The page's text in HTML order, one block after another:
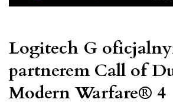
Logitech G
partnerem Call of
Modern Warfare® 4